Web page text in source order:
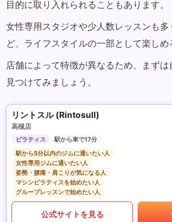
目的に取り入れられることもあります。
女性専用スタジオや少人数レッスンも
ど、ライフスタイルの一部として楽しめ
店舗によって特徴が異なるため、まず
見つけてみましょう。
リントスル (Rintosull)
高槻店
ピラティス
駅から車で17分
駅から5分以内のジムに通いたい人
女性専用ジムに通いたい人
姿勢・腰痛・肩こりが気になる人
マシンピラティスを始めたい人
グループレッスンで始めたい人
公式サイトを見る